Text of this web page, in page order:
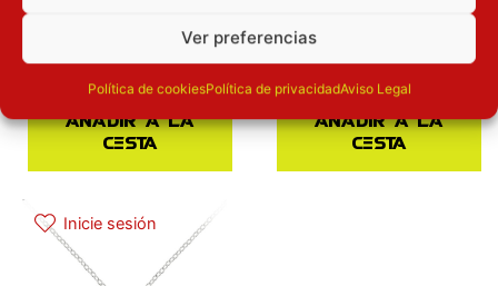
Ver preferencias
Política de cookiesPolítica de privacidadAviso Legal
Añadir a la
cesta
Añadir a la
cesta
Inicie sesión